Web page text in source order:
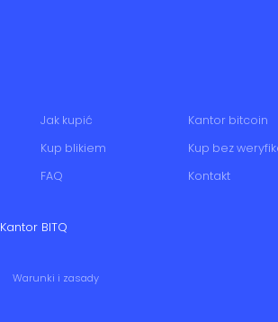
Jak kupić
Kantor bitcoin
Kup blikiem
Kup bez
FAQ Kontakt
Kantor BITQ
Warunki i zasady